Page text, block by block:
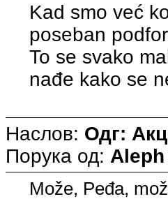
Kad smo već
poseban
To se svako
nađe kako se
Наслов: Одг:
Порука од: Aleph
Može, Peđa,